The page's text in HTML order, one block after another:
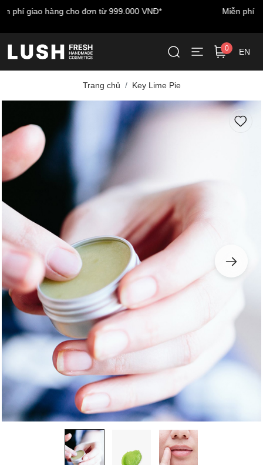
Miễn phí vận chuyển cho đơn hàng đầu tiên - nhập mã:
0 EN
Trang chủ Key Lime Pie